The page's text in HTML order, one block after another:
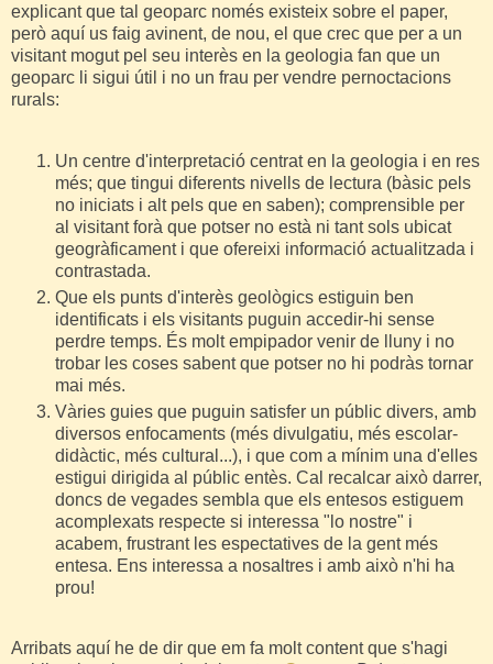
explicant que tal geoparc només existeix sobre el paper,
però aquí us faig avinent, de nou, el que crec que per a un
visitant mogut pel seu interès en la geologia fan que un
geoparc li sigui útil i no un frau per vendre pernoctacions
rurals:
Un centre d'interpretació centrat en la geologia i en res
més; que tingui diferents nivells de lectura (bàsic pels
no iniciats i alt pels que en saben); comprensible per
al visitant forà que potser no està ni tant sols ubicat
geogràficament i que ofereixi informació actualitzada i
contrastada.
Que els punts d'interès geològics estiguin ben
identificats i els visitants puguin accedir-hi sense
perdre temps. És molt empipador venir de lluny i no
trobar les coses sabent que potser no hi podràs tornar
mai més.
Vàries guies que puguin satisfer un públic divers, amb
diversos enfocaments (més divulgatiu, més escolar-
didàctic, més cultural...), i que com a mínim una d'elles
estigui dirigida al públic entès. Cal recalcar això darrer,
doncs de vegades sembla que els entesos estiguem
acomplexats respecte si interessa "lo nostre" i
acabem, frustrant les espectatives de la gent més
entesa. Ens interessa a nosaltres i amb això n'hi ha
prou!
Arribats aquí he de dir que em fa molt content que s'hagi